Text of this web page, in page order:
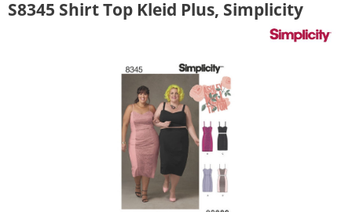
S8345 Shirt Top Kleid Plus, Simplicity